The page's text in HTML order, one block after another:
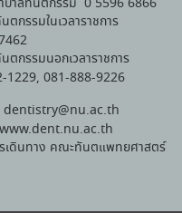
บาลทันตกรรม 0 5596 6866
กรรมในเวลาราชการ
ตกรรมนอกเวลาราชการ
1229, 081-888-9226
dentistry@nu.ac.th
เดินทาง คณะทันตแพทยศาสตร์